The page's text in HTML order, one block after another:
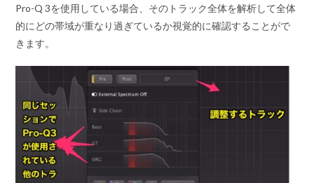
Pro-Q 3を使用している場合、そのトラック全体を解析して全体
的にどの帯域が重なり過ぎているか視覚的に確認することがで
きます。